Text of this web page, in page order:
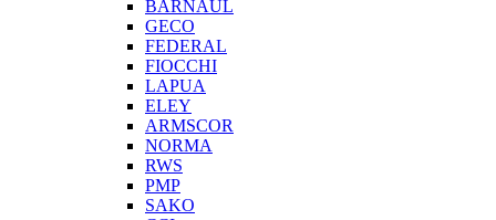
BARNAUL
GEСO
FEDERAL
FIOCCHI
LAPUA
ELEY
ARMSCOR
NORMA
RWS
PMP
SAKO